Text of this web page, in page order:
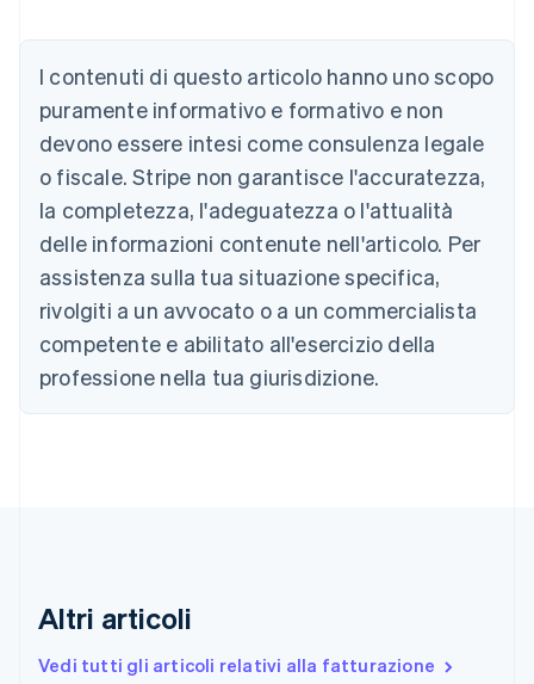
I contenuti di questo articolo hanno uno scopo
puramente informativo e formativo e non
devono essere intesi come consulenza legale
o fiscale. Stripe non garantisce l'accuratezza,
la completezza, l'adeguatezza o l'attualità
delle informazioni contenute nell'articolo. Per
assistenza sulla tua situazione specifica,
rivolgiti a un avvocato o a un commercialista
competente e abilitato all'esercizio della
professione nella tua giurisdizione.
Altri articoli
Vedi tutti gli articoli relativi alla fatturazione
English
Austria
Deutsch English
Belgio
NederlandsFrançaisDeutschEnglish
PortuguêsEnglish
Bulgaria
English
Canada
English Français
Cina continentale
Cipro
English
EnglishSvenska
FrançaisEnglish